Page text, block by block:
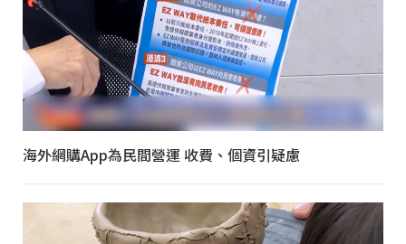
海外網購App為民間營運 收費、個資引疑慮